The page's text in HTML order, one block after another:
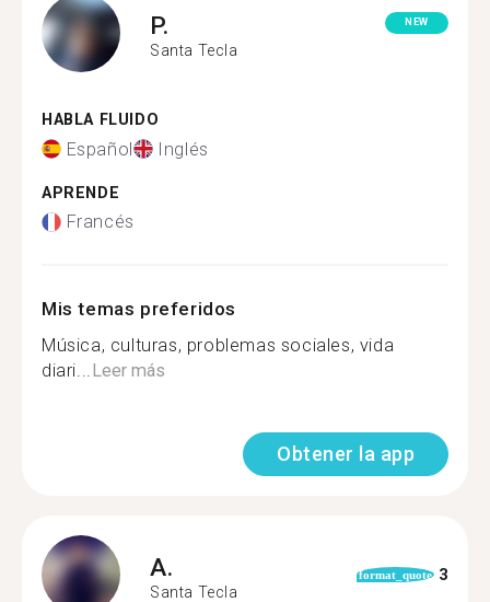
P.
Santa Tecla
NEW
HABLA FLUIDO
Español Inglés
APRENDE
Francés
Mis temas preferidos
Música, culturas, problemas sociales, vida
diari...Leer más
Obtener la app
A.
Santa Tecla
format_quote 3